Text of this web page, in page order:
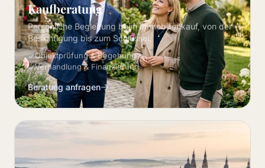
Kaufberatung
Persönliche Begleitung beim Immobilienkauf, von der
Besichtigung bis zum Schlüssel.
Objektprüfung & Begehung
Verhandlung & Finanzierung
Beratung anfragen